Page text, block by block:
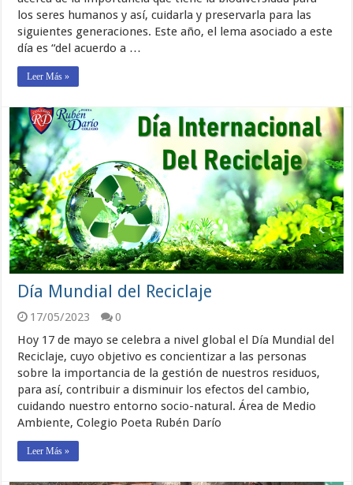
los seres humanos y así, cuidarla y preservarla para las
siguientes generaciones. Este año, el lema asociado a este
día es “del acuerdo a …
Leer Más »
Día Mundial del Reciclaje
17/05/2023
0
Hoy 17 de mayo se celebra a nivel global el Día Mundial del
Reciclaje, cuyo objetivo es concientizar a las personas
sobre la importancia de la gestión de nuestros residuos,
para así, contribuir a disminuir los efectos del cambio,
cuidando nuestro entorno socio-natural. Área de Medio
Ambiente, Colegio Poeta Rubén Darío
Leer Más »